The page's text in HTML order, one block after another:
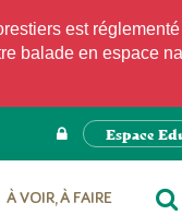
est
balade en espace
Espace
À VOIR, À FAIRE